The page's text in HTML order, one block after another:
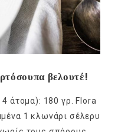
βελουτέ!
4 άτομα): 180 γρ. Flora
1 κλωνάρι σέλερυ